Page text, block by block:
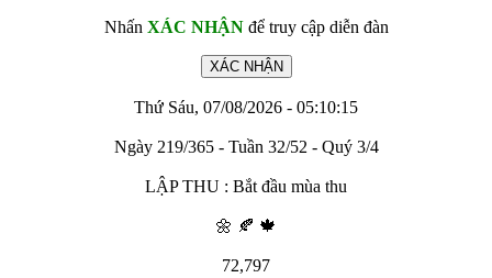
Nhấn XÁC NHẬNđể truy cập diễn đàn
Thứ Sáu, 07/08/2026 - 05:10:15
Ngày 219/365 - Tuần 32/52 - Quý 3/4
LẬP THU : Bắt đầu mùa thu
🌼 🍂 🍁
72,797